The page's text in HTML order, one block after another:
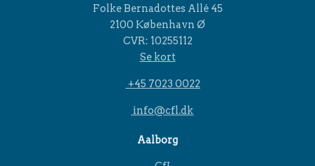
Folke Bernadottes Allé 45
2100 København Ø
CVR: 10255112
Se kort
+45 7023 0022
info@cfl.dk
Aalborg